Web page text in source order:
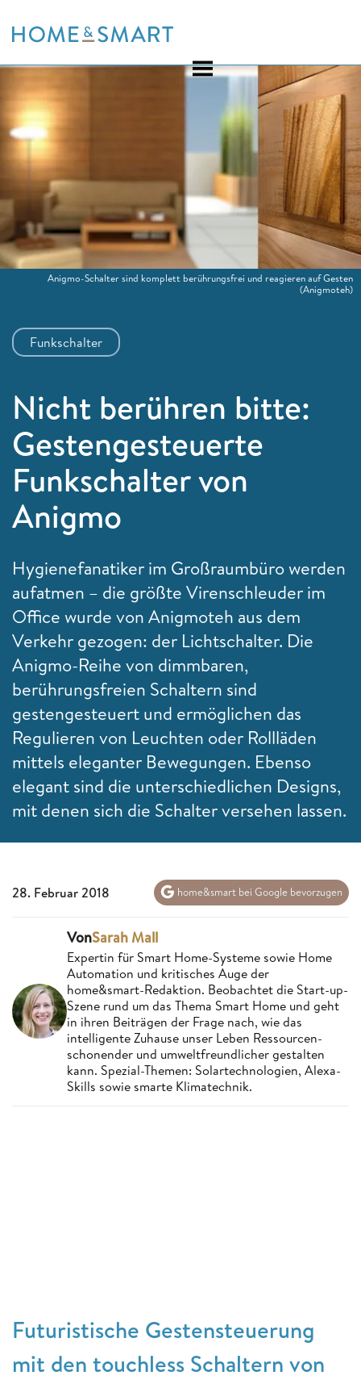
to
Funkschalter
Nicht berühren bitte:
Gestengesteuerte
Funkschalter von
Anigmo
Hygienefanatiker im Großraumbüro werden
aufatmen – die größte Virenschleuder im
Office wurde von Anigmoteh aus dem
Verkehr gezogen: der Lichtschalter. Die
Anigmo-Reihe von dimmbaren,
berührungsfreien Schaltern sind
gestengesteuert und ermöglichen das
Regulieren von Leuchten oder Rollläden
mittels eleganter Bewegungen. Ebenso
elegant sind die unterschiedlichen Designs,
mit denen sich die Schalter versehen lassen.
Anigmo-Schalter sind komplett berührungsfrei und reagieren auf Gesten
(Anigmoteh)
28. Februar 2018 home&smart bei Google bevorzugen
VonSarah Mall
Expertin für Smart Home-Systeme sowie Home
Automation und kritisches Auge der
home&smart-Redaktion. Beobachtet die Start-up-
Szene rund um das Thema Smart Home und geht
in ihren Beiträgen der Frage nach, wie das
intelligente Zuhause unser Leben Ressourcen-
schonender und umweltfreundlicher gestalten
kann. Spezial-Themen: Solartechnologien, Alexa-
Skills sowie smarte Klimatechnik.
Futuristische Gestensteuerung
mit den touchless Schaltern von